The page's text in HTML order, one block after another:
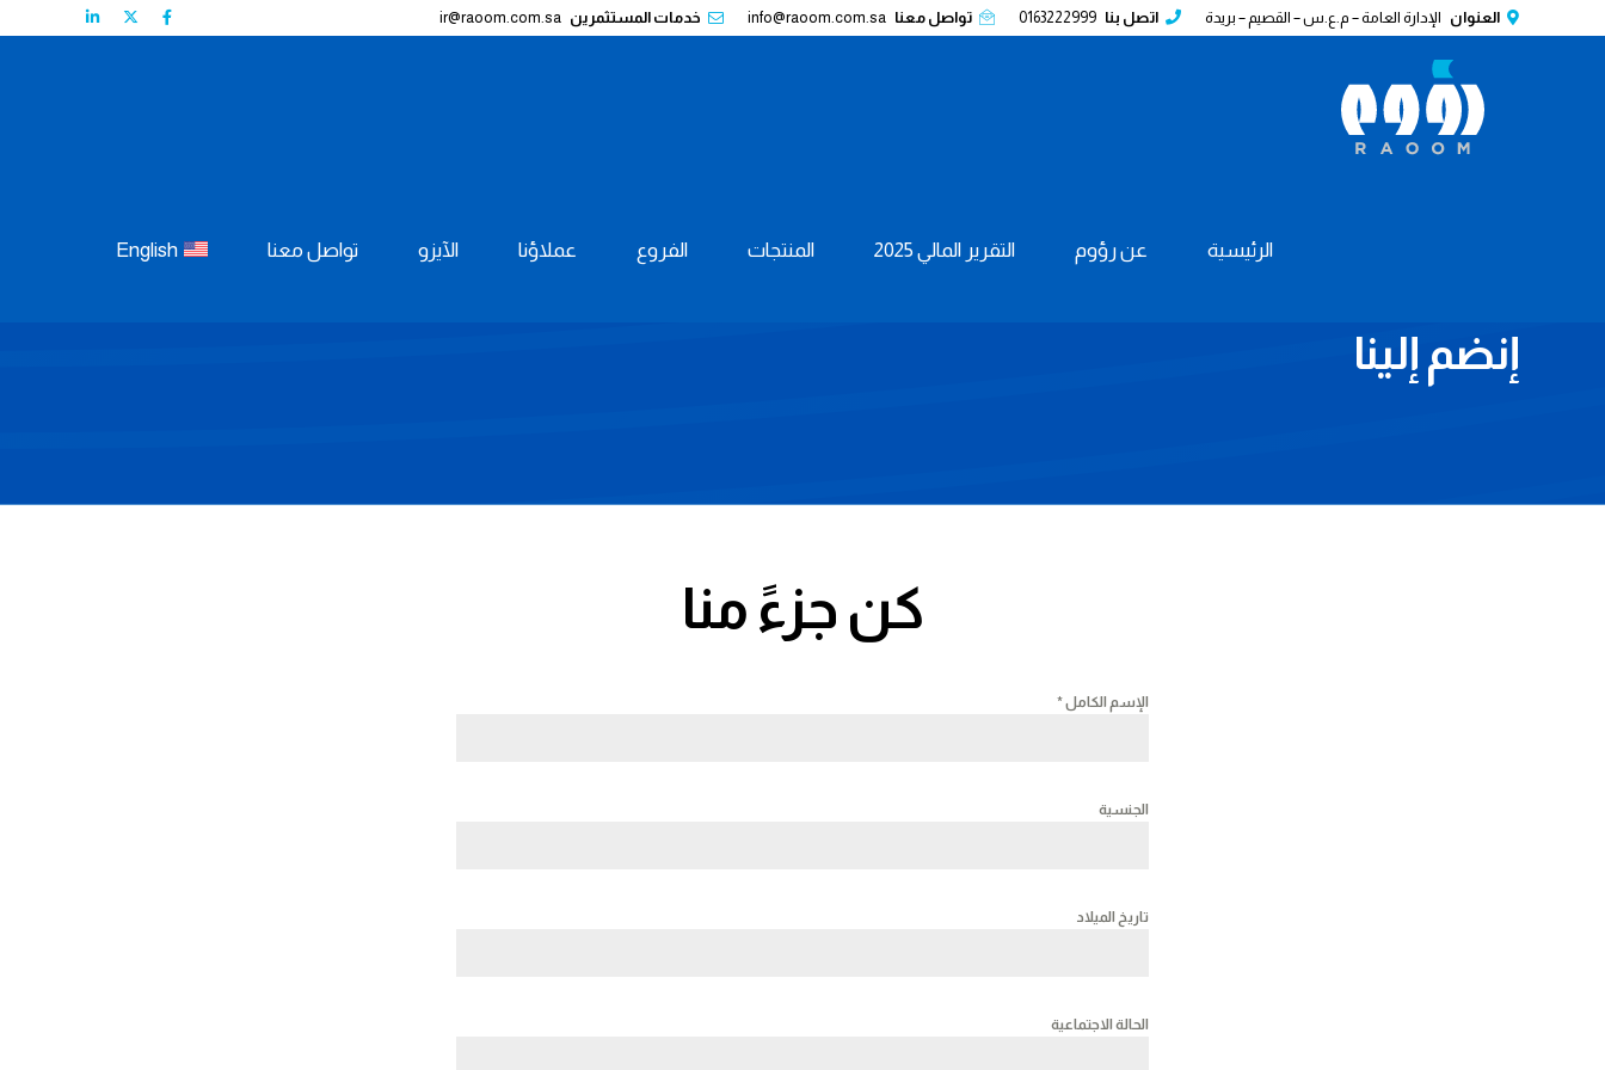
العنوان الإدارة العامة – م.ع.س – القصيم – بريدة اتصل بنا 0163222999 تواصل معنا info@raoom.com.sa خدمات المستثمرين ir@raoom.com.sa
الرئيسية عن رؤوم التقرير المالي 2025 المنتجات الفروع عملاؤنا الآيزو تواصل معنا English
إنضم إلينا
كن جزءً منا
الإسم الكامل*
الجنسية
تاريخ الميلاد
الحالة الاجتماعية